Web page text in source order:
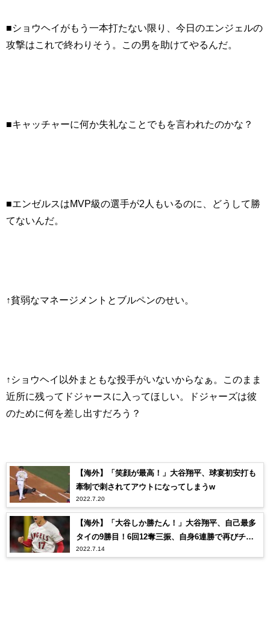
■ショウヘイがもう一本打たない限り、今日のエンジェルの
攻撃はこれで終わりそう。この男を助けてやるんだ。
■キャッチャーに何か失礼なことでもを言われたのかな？
■エンゼルスはMVP級の選手が2人もいるのに、どうして勝
てないんだ。
↑貧弱なマネージメントとブルペンのせい。
↑ショウヘイ以外まともな投手がいないからなぁ。このまま
近所に残ってドジャースに入ってほしい。ドジャーズは彼
のために何を差し出すだろう？
【海外】「笑顔が最高！」大谷翔平、球宴初安打も
牽制で刺されてアウトになってしまうw
2022.7.20
【海外】「大谷しか勝たん！」大谷翔平、自己最多
タイの9勝目！6回12奪三振、自身6連勝で再びチー
ムの連敗を止める大活躍！
2022.7.14